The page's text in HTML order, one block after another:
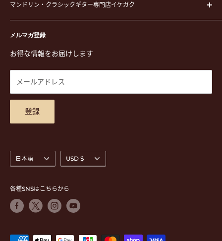
ピック
演奏用品
ステーショナリー&アクセサリー
楽譜
チケット
楽器レンタル
イケガクについて
お買い物ガイド
特定商取引法に基づく表示
プライバシーポリシー
商品検索
お問合せ
アクセスマップ
メルマガ登録
お得な情報をお届けします
メールアドレス
登録
マンドリン・クラシックギター専門店イケガク
〒171-0021 東京都豊島区西池袋3-23-5 芦沢ビル2F
TEL. 03-5952-1391 / FAX. 03-5952-1392
営業時間 月-水,金,土 11:00-19:00 / 日,祝 11:00-18:00 (木曜定
休)
語
日本語
貨
USD $
各種SNSはこちらから